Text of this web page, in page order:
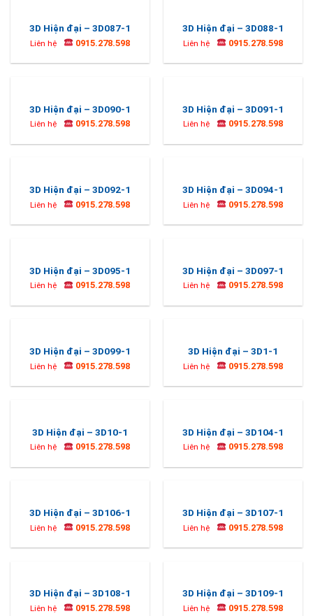
3D Hiện đại – 3D087-1
Liên hệ 0915.278.598
3D Hiện đại – 3D088-1
Liên hệ 0915.278.598
3D Hiện đại – 3D090-1
Liên hệ 0915.278.598
3D Hiện đại – 3D091-1
Liên hệ 0915.278.598
3D Hiện đại – 3D092-1
Liên hệ 0915.278.598
3D Hiện đại – 3D094-1
Liên hệ 0915.278.598
3D Hiện đại – 3D095-1
Liên hệ 0915.278.598
3D Hiện đại – 3D097-1
Liên hệ 0915.278.598
3D Hiện đại – 3D099-1
Liên hệ 0915.278.598
3D Hiện đại – 3D1-1
Liên hệ 0915.278.598
3D Hiện đại – 3D10-1
Liên hệ 0915.278.598
3D Hiện đại – 3D104-1
Liên hệ 0915.278.598
3D Hiện đại – 3D106-1
Liên hệ 0915.278.598
3D Hiện đại – 3D107-1
Liên hệ 0915.278.598
3D Hiện đại – 3D108-1
Liên hệ 0915.278.598
3D Hiện đại – 3D109-1
Liên hệ 0915.278.598